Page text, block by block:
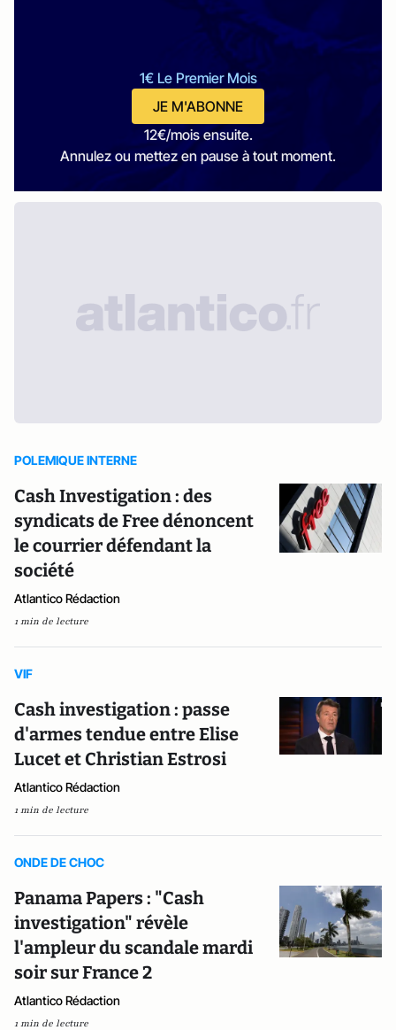
1€ Le Premier Mois
JE M'ABONNE
12€/mois ensuite.
Annulez ou mettez en pause à tout moment.
POLEMIQUE INTERNE
Cash Investigation : des
syndicats de Free dénoncent
le courrier défendant la
société
Atlantico Rédaction
1 min de lecture
VIF
Cash investigation : passe
d'armes tendue entre Elise
Lucet et Christian Estrosi
Atlantico Rédaction
1 min de lecture
ONDE DE CHOC
Panama Papers : "Cash
investigation" révèle
l'ampleur du scandale mardi
soir sur France 2
Atlantico Rédaction
1 min de lecture